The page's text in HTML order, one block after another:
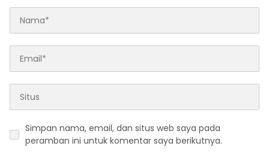
Simpan nama, email, dan situs web saya pada
peramban ini untuk komentar saya berikutnya.